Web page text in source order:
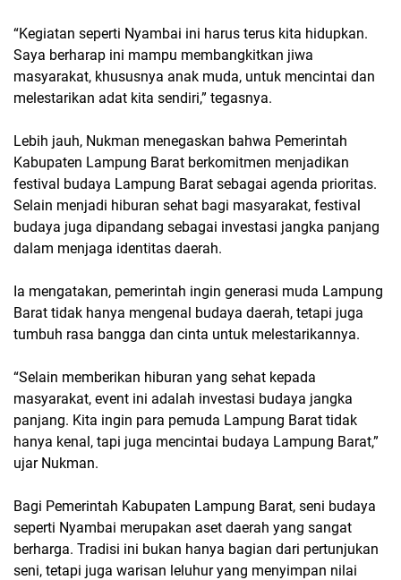
“Kegiatan seperti Nyambai ini harus terus kita hidupkan.
Saya berharap ini mampu membangkitkan jiwa
masyarakat, khususnya anak muda, untuk mencintai dan
melestarikan adat kita sendiri,” tegasnya.
Lebih jauh, Nukman menegaskan bahwa Pemerintah
Kabupaten Lampung Barat berkomitmen menjadikan
festival budaya Lampung Barat sebagai agenda prioritas.
Selain menjadi hiburan sehat bagi masyarakat, festival
budaya juga dipandang sebagai investasi jangka panjang
dalam menjaga identitas daerah.
Ia mengatakan, pemerintah ingin generasi muda Lampung
Barat tidak hanya mengenal budaya daerah, tetapi juga
tumbuh rasa bangga dan cinta untuk melestarikannya.
“Selain memberikan hiburan yang sehat kepada
masyarakat, event ini adalah investasi budaya jangka
panjang. Kita ingin para pemuda Lampung Barat tidak
hanya kenal, tapi juga mencintai budaya Lampung Barat,”
ujar Nukman.
Bagi Pemerintah Kabupaten Lampung Barat, seni budaya
seperti Nyambai merupakan aset daerah yang sangat
berharga. Tradisi ini bukan hanya bagian dari pertunjukan
seni, tetapi juga warisan leluhur yang menyimpan nilai